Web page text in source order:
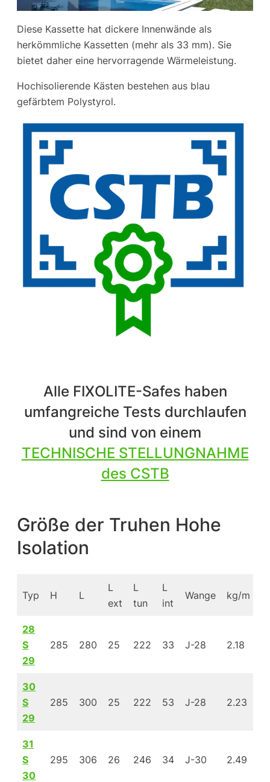
Diese Kassette hat dickere Innenwände als
herkömmliche Kassetten (mehr als 33 mm). Sie
bietet daher eine hervorragende Wärmeleistung.
Hochisolierende Kästen bestehen aus blau
gefärbtem Polystyrol.
Alle FIXOLITE-Safes haben
umfangreiche Tests durchlaufen
und sind von einem
TECHNISCHE STELLUNGNAHME
des CSTB
Größe der Truhen Hohe
Isolation
Typ H L
L
ext
L
tun
L
int
Wange kg/m
28
S
29
285 280 25 222 33 J-28 2.18
30
S
29
285 300 25 222 53 J-28 2.23
31
S
30
295 306 26 246 34 J-30 2.49